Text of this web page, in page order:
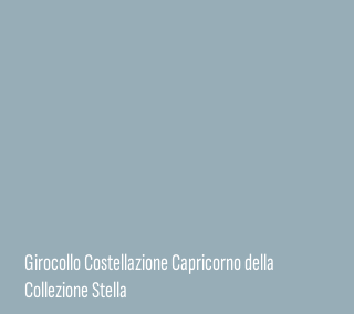
Girocollo Costellazione Capricorno della
Collezione Stella